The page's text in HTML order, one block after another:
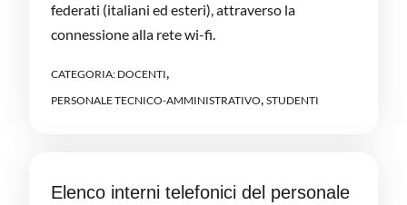
federati (italiani ed esteri), attraverso la
connessione alla rete wi-fi.
CATEGORIA: DOCENTI
PERSONALE TECNICO-AMMINISTRATIVO STUDENTI
Elenco interni telefonici del personale